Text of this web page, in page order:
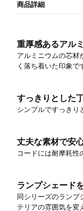
商品詳細
重厚感あるアル
アルミニウムの芯材
く落ち着いた印象で
すっきりとした
シンプルですっきり
丈夫な素材で安
コードには耐摩耗性
ランプシェード
同シリーズのラン
テリアの雰囲気を変